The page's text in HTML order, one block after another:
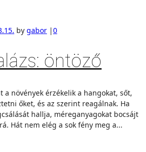
by gabor |0
öntöző
a növények érzékelik a hangokat, sőt,
őket, és az szerint reagálnak. Ha
hallja, méreganyagokat bocsájt
Hát nem elég a sok fény meg a...